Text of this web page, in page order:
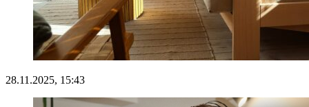
28.11.2025, 15:43